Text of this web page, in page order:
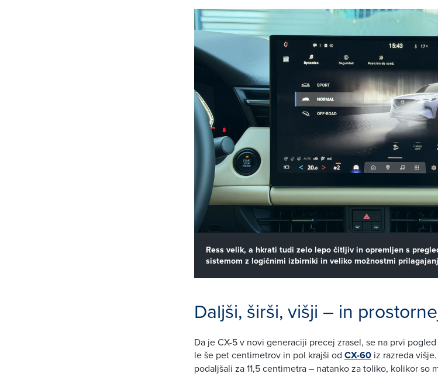
Ress velik, a hkrati tudi zelo lepo čitljiv in opremljen s
sistemom z logičnimi izbirniki in veliko možnostmi
Daljši, širši, višji – in
Da je CX-5 v novi generaciji precej zrasel, se na prvi
le še pet centimetrov in pol krajši od CX-60 iz razreda
podaljšali za 11,5 centimetra – natanko za toliko, kolikor so